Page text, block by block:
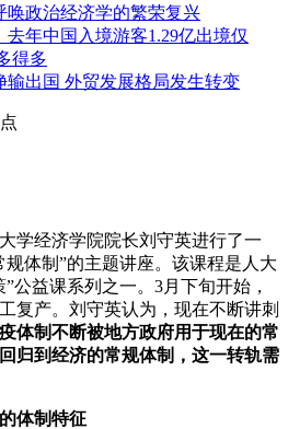
唤政治经济学的繁荣复兴
去年中国入境游客1.29亿出境仅
得多
输出国 外贸发展格局发生转变
学经济学院院长刘守英进行了一
体制”的主题讲座。该课程是人大
公益课系列之一。3月下旬开始，
复产。刘守英认为，现在不断讲刺
体制不断被地方政府用于现在的常
归到经济的常规体制，这一转轨需
体制特征